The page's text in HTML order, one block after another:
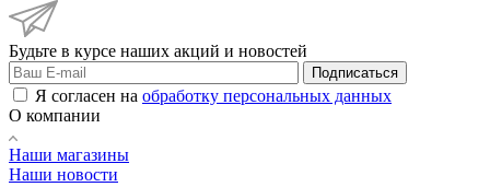
Будьте в курсе наших акций и новостей
Подписаться
Я согласен на обработку персональных данных
О компании
Наши магазины
Наши новости